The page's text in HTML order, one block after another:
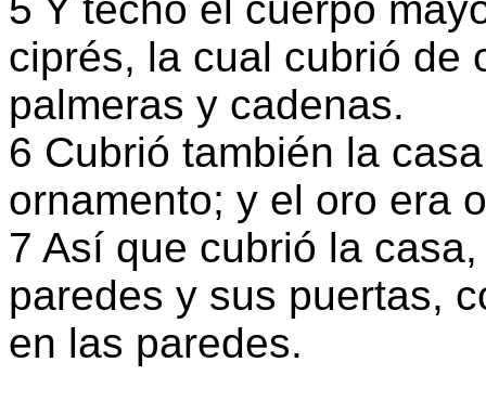
ciprés, la cual cubrió de
palmeras y cadenas.
6 Cubrió también la
ornamento; y el oro era
7 Así que cubrió la
paredes y sus puertas,
en las paredes.